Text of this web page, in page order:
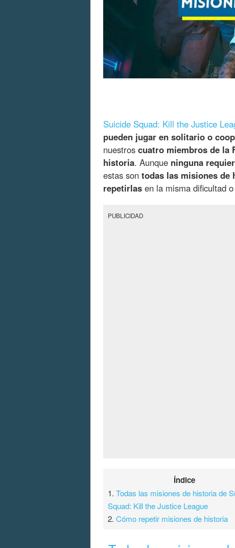
Suicide Squad: Kill the Justice
pueden jugar en solitario o
nuestros cuatro miembros de la
historia. Aunque ninguna
estas son todas las misiones de
repetirlas en la misma dificultad
PUBLICIDAD
Índice
1.Todas las misiones de historia de
Squad: Kill the Justice League
2.Cómo repetir misiones de historia